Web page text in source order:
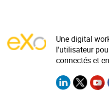
Une digital
l'utilisateur
connectés et